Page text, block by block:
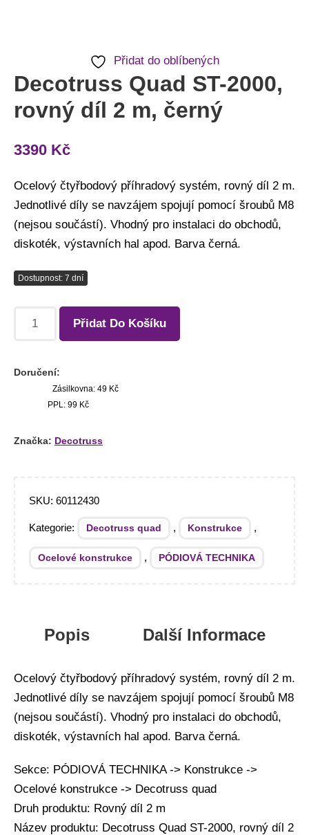
Přidat do oblíbených
Decotruss Quad ST-2000,
rovný díl 2 m, černý
3390 Kč
Ocelový čtyřbodový příhradový systém, rovný díl 2 m.
Jednotlivé díly se navzájem spojují pomocí šroubů M8
(nejsou součástí). Vhodný pro instalaci do obchodů,
diskoték, výstavních hal apod. Barva černá.
Dostupnost: 7 dní
Přidat Do Košíku
Doručení:
Zásilkovna: 49 Kč
PPL: 99 Kč
Značka: Decotruss
SKU: 60112430
Kategorie: Decotruss quad , Konstrukce ,
Ocelové konstrukce , PÓDIOVÁ TECHNIKA
Popis Další Informace
Ocelový čtyřbodový příhradový systém, rovný díl 2 m.
Jednotlivé díly se navzájem spojují pomocí šroubů M8
(nejsou součástí). Vhodný pro instalaci do obchodů,
diskoték, výstavních hal apod. Barva černá.
Sekce: PÓDIOVÁ TECHNIKA -> Konstrukce ->
Ocelové konstrukce -> Decotruss quad
Druh produktu: Rovný díl 2 m
Název produktu: Decotruss Quad ST-2000, rovný díl 2